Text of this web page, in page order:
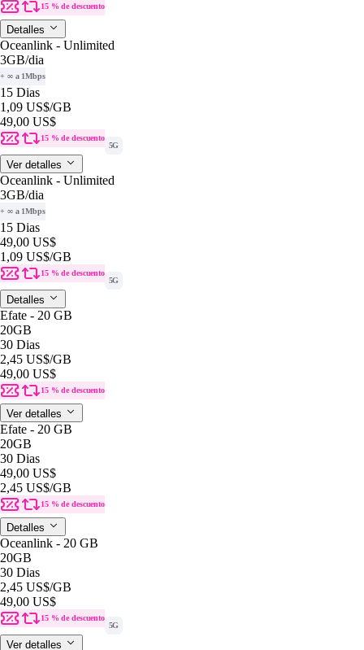
15 % de descuento
Detalles
Oceanlink - Unlimited
3GB/dia
+ ∞ a 1Mbps
15 Dias
1,09 US$/GB
49,00 US$
15 % de descuento
5G
Ver detalles
Oceanlink - Unlimited
3GB/dia
+ ∞ a 1Mbps
15 Dias
49,00 US$
1,09 US$/GB
15 % de descuento
5G
Detalles
Efate - 20 GB
20GB
30 Dias
2,45 US$/GB
49,00 US$
15 % de descuento
Ver detalles
Efate - 20 GB
20GB
30 Dias
49,00 US$
2,45 US$/GB
15 % de descuento
Detalles
Oceanlink - 20 GB
20GB
30 Dias
2,45 US$/GB
49,00 US$
15 % de descuento
5G
Ver detalles